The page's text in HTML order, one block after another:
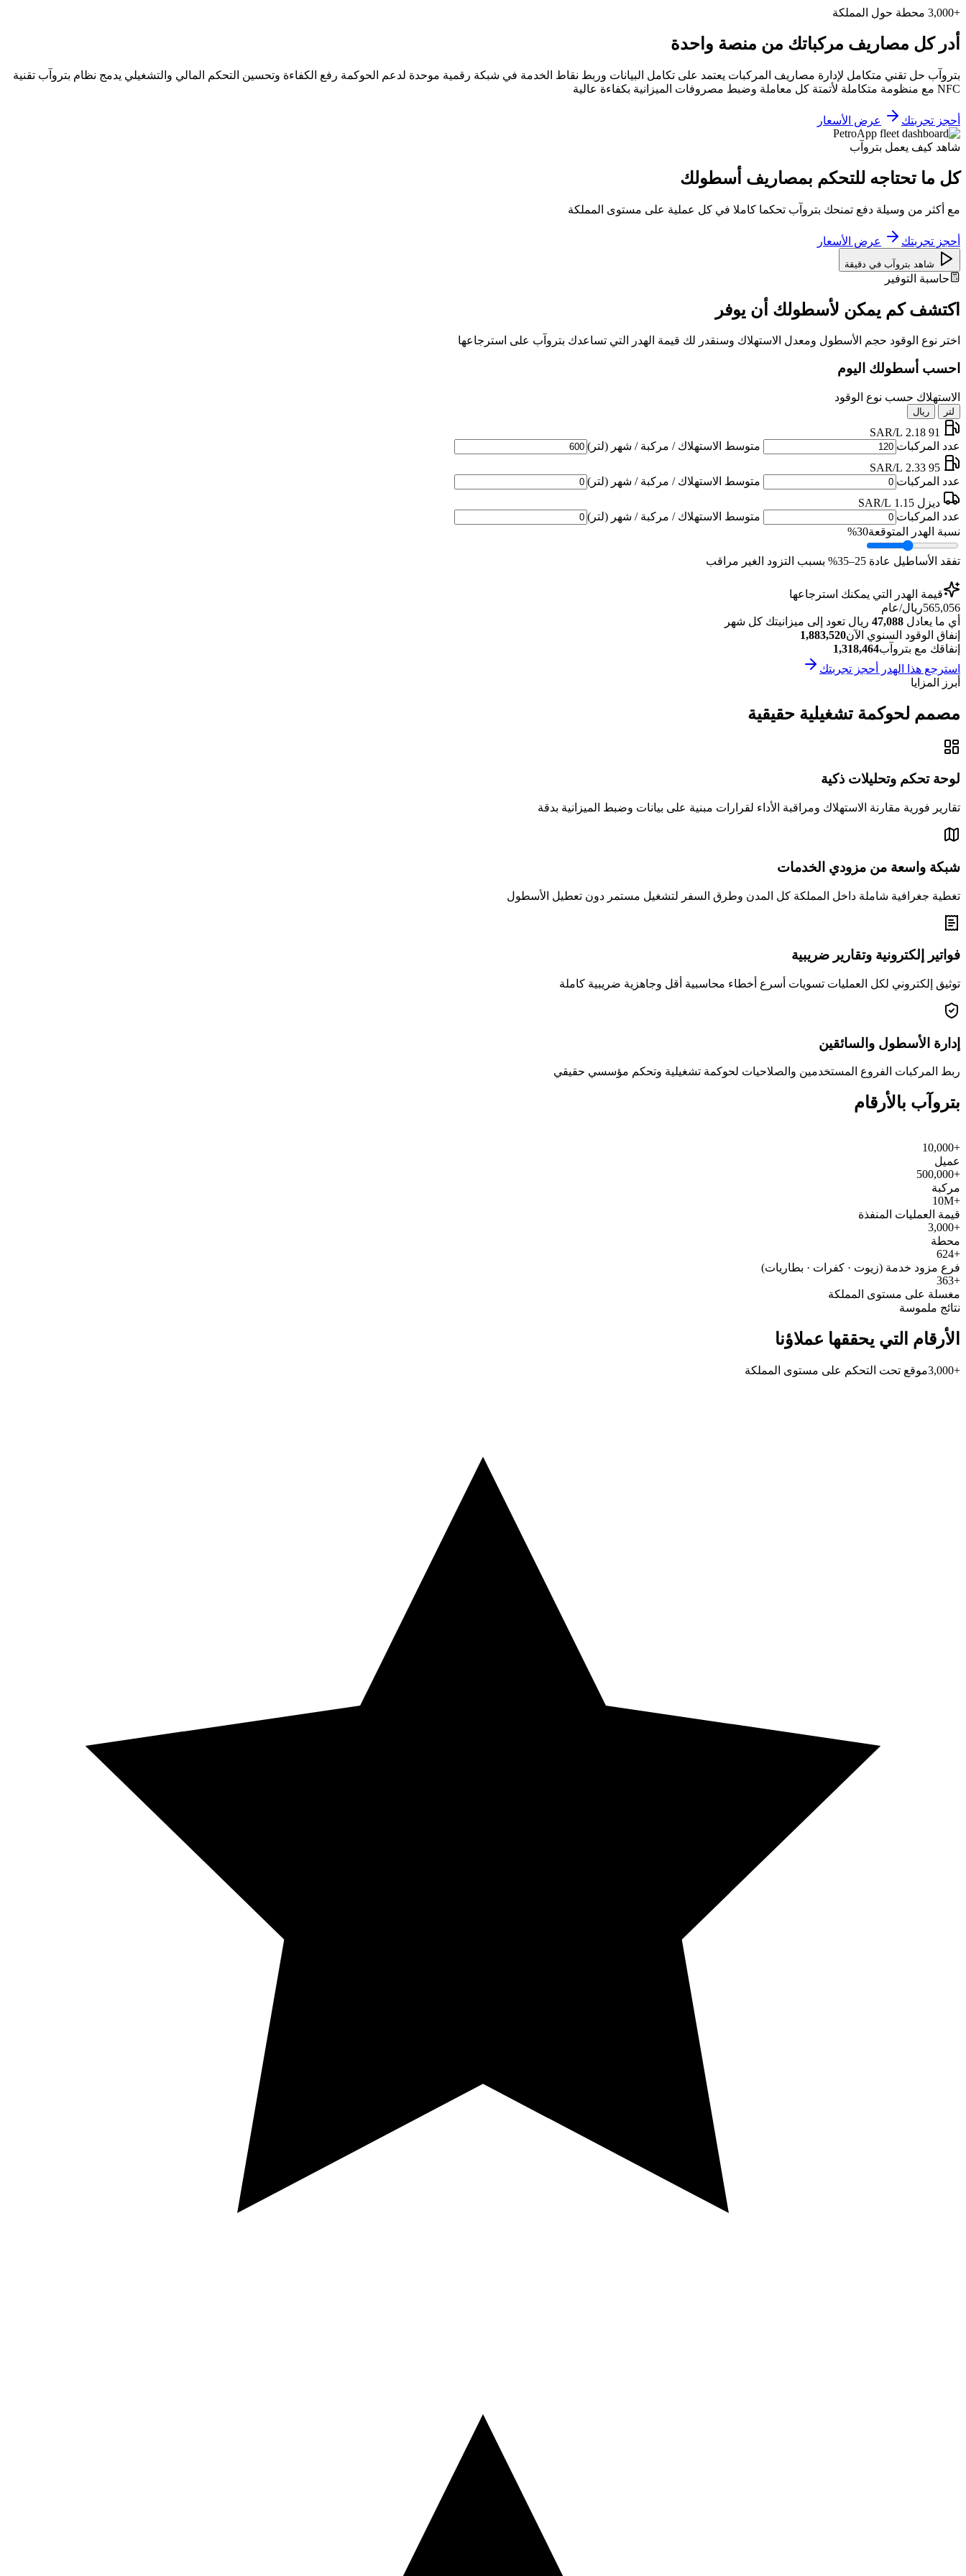
+3,000 محطة حول المملكة
أدر كل مصاريف مركباتك من منصة واحدة
بتروآب حل تقني متكامل لإدارة مصاريف المركبات يعتمد على تكامل البيانات وربط نقاط الخدمة في شبكة رقمية موحدة لدعم الحوكمة رفع الكفاءة وتحسين التحكم المالي والتشغيلي يدمج نظام بتروآب تقنية
NFC مع منظومة متكاملة لأتمتة كل معاملة وضبط مصروفات الميزانية بكفاءة عالية
أحجز تجربتك عرض الأسعار
شاهد كيف يعمل بتروآب
كل ما تحتاجه للتحكم بمصاريف أسطولك
مع أكثر من وسيلة دفع تمنحك بتروآب تحكما كاملا في كل عملية على مستوى المملكة
أحجز تجربتك عرض الأسعار
شاهد بتروآب في دقيقة
حاسبة التوفير
اكتشف كم يمكن لأسطولك أن يوفر
اختر نوع الوقود حجم الأسطول ومعدل الاستهلاك وسنقدر لك قيمة الهدر التي تساعدك بتروآب على استرجاعها
احسب أسطولك اليوم
الاستهلاك حسب نوع الوقود
لتر ريال
91
2.18 SAR/L
عدد المركبات
متوسط الاستهلاك / مركبة / شهر (لتر)
95
2.33 SAR/L
عدد المركبات
متوسط الاستهلاك / مركبة / شهر (لتر)
ديزل 1.15 SAR/L
عدد المركبات
متوسط الاستهلاك / مركبة / شهر (لتر)
نسبة الهدر المتوقعة30%
تفقد الأساطيل عادة 25–35% بسبب التزود الغير مراقب
قيمة الهدر التي يمكنك استرجاعها
565,056ريال/عام
أي ما يعادل 47,088 ريال تعود إلى ميزانيتك كل شهر
إنفاق الوقود السنوي الآن1,883,520
إنفاقك مع بتروآب1,318,464
استرجع هذا الهدر أحجز تجربتك
أبرز المزايا
مصمم لحوكمة تشغيلية حقيقية
لوحة تحكم وتحليلات ذكية
تقارير فورية مقارنة الاستهلاك ومراقبة الأداء لقرارات مبنية على بيانات وضبط الميزانية بدقة
شبكة واسعة من مزودي الخدمات
تغطية جغرافية شاملة داخل المملكة كل المدن وطرق السفر لتشغيل مستمر دون تعطيل الأسطول
فواتير إلكترونية وتقارير ضريبية
توثيق إلكتروني لكل العمليات تسويات أسرع أخطاء محاسبية أقل وجاهزية ضريبية كاملة
إدارة الأسطول والسائقين
ربط المركبات الفروع المستخدمين والصلاحيات لحوكمة تشغيلية وتحكم مؤسسي حقيقي
بتروآب بالأرقام
+10,000
عميل
+500,000
مركبة
+10M
قيمة العمليات المنفذة
+3,000
محطة
+624
فرع مزود خدمة (زيوت · كفرات · بطاريات)
+363
مغسلة على مستوى المملكة
نتائج ملموسة
الأرقام التي يحققها عملاؤنا
+3,000 موقع تحت التحكم على مستوى المملكة